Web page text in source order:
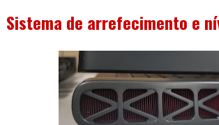
Sistema de arrefecimento e